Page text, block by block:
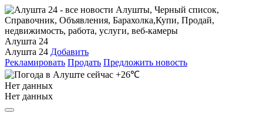
Алушта 24
Алушта 24 Добавить
Рекламировать Продать Предложить новость
+26℃
Нет данных
Нет данных